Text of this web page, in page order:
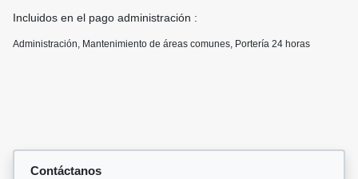
Incluidos en el pago administración :
Administración, Mantenimiento de áreas comunes, Portería 24 horas
Contáctanos